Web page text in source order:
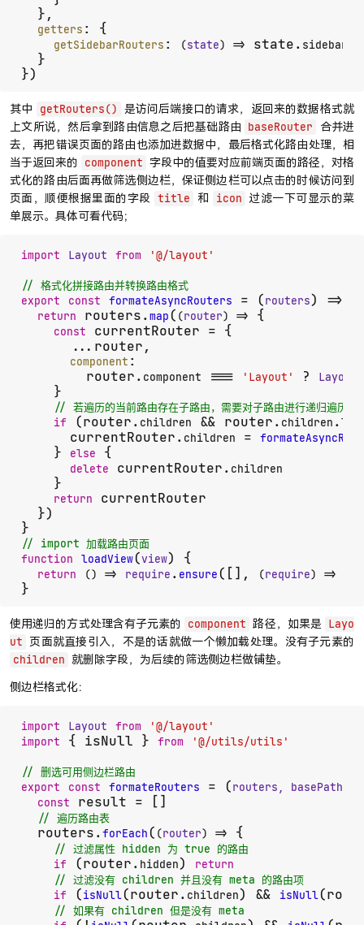
  },
getters : {
getSidebarRouters : (state) => state.
  }
其中 getRouters() 是访问后端接口的请求，返回来的数据格式就
上文所说，然后拿到路由信息之后把基础路由 baseRouter
合并进
去，再把错误页面的路由也添加进数据中，最后格式化路由处理，相
当于返回来的 component 字段中的值要对应前端页面的路径，对格
式化的路由后面再做筛选侧边栏，保证侧边栏可以点击的时候访问到
页面，顺便根据里面的字段
title 和 icon 过滤一下可显示的菜
单展示。具体可看代码；
import Layout from '@/layout'
// 格式化拼接路由并转换路由格式
export
const formateAsyncRouters = (routers) => {
return routers.map( (router) => {
const
currentRouter = {
      ...router,
component :
        router.
component === 'Layout' ? Layout
    }
// 若遍历的当前路由存在子路由，需要对子路由进行递归遍历
if
(router. children && router. children .
      currentRouter.
children =
    }
else {
delete currentRouter. children
    }
return
currentRouter
  })
// import 加载路由页面
function
loadView(view) {
return () => require . ensure([], (require) =>
}
使用递归的方式处理含有子元素的 component 路径，如果是 Layo
ut 页面就直接引入，不是的话就做一个懒加载处理。没有子元素的
children 就删除字段，为后续的筛选侧边栏做铺垫。
侧边栏格式化：
import Layout from
'@/layout'
import
{ isNull } from '@/utils/utils'
// 删选可用侧边栏路由
export
const formateRouters = (routers, basePath =
const
result = []
// 遍历路由表
  routers.
forEach( (router) => {
// 过滤属性 hidden 为 true 的路由
if
(router. hidden)
return
// 过滤没有 children 并且没有 meta 的路由项
if
(isNull(router. children) && isNull
// 如果有 children 但是没有 meta